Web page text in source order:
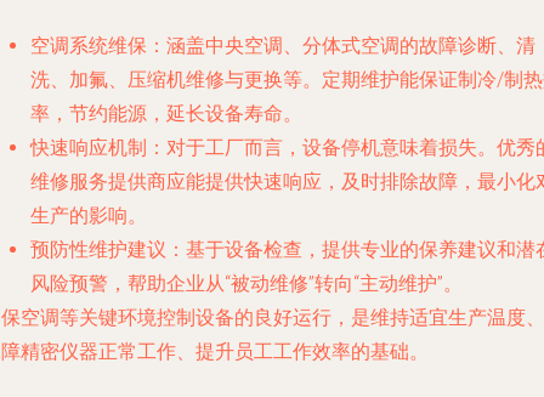
空调系统维保 ：涵盖中央空调、分体式空调的故障诊断、清
洗、加氟、压缩机维修与更换等。定期维护能保证制冷/制
率，节约能源，延长设备寿命。
快速响应机制 ：对于工厂而言，设备停机意味着损失。优秀
维修服务提供商应能提供快速响应，及时排除故障，最小化
生产的影响。
预防性维护建议 ：基于设备检查，提供专业的保养建议和潜
风险预警，帮助企业从“被动维修”转向“主动维护”。
空调等关键环境控制设备的良好运行，是维持适宜生产温度、
精密仪器正常工作、提升员工工作效率的基础。